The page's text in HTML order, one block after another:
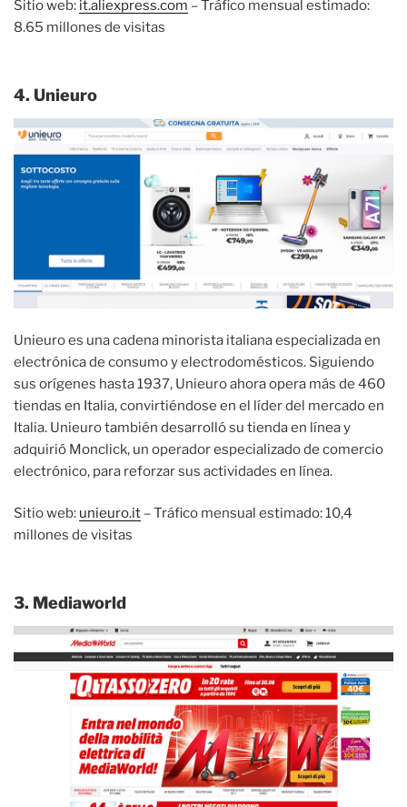
Sitio web: it.aliexpress.com – Tráfico mensual estimado:
8.65 millones de visitas
4. Unieuro
Unieuro es una cadena minorista italiana especializada en
electrónica de consumo y electrodomésticos. Siguiendo
sus orígenes hasta 1937, Unieuro ahora opera más de 460
tiendas en Italia, convirtiéndose en el líder del mercado en
Italia. Unieuro también desarrolló su tienda en línea y
adquirió Monclick, un operador especializado de comercio
electrónico, para reforzar sus actividades en línea.
Sitio web: unieuro.it – Tráfico mensual estimado: 10,4
millones de visitas
3. Mediaworld